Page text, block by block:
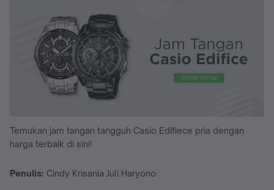
Temukan jam tangan tangguh Casio Edifiece pria dengan
harga terbaik di sini!
Penulis: Cindy Krisania Juli Haryono